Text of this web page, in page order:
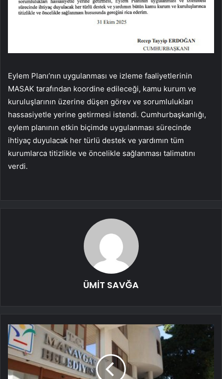
Eylem Planı’nın uygulanması ve izleme faaliyetlerinin
MASAK tarafından koordine edileceği, kamu kurum ve
kuruluşlarının üzerine düşen görev ve sorumlulukları
hassasiyetle yerine getirmesi istendi. Cumhurbaşkanlığı,
eylem planının etkin biçimde uygulanması sürecinde
ihtiyaç duyulacak her türlü destek ve yardımın tüm
kurumlarca titizlikle ve öncelikle sağlanması talimatını
verdi.
ÜMİT SAVĞA